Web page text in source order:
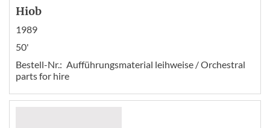
Hiob
1989
50'
Bestell-Nr.: Aufführungsmaterial leihweise / Orchestral
parts for hire